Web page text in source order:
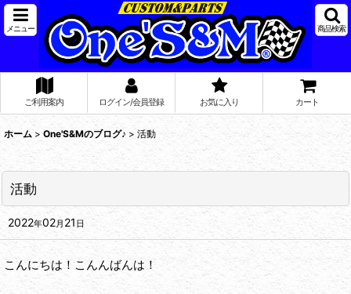
メニュー 商品検索
ご利用案内 ログイン/会員登録 お気に入り カート
ホーム > One'S&Mのブログ♪ > 活動
活動
2022年02月 21 日
こんにちは！こんんばんは！